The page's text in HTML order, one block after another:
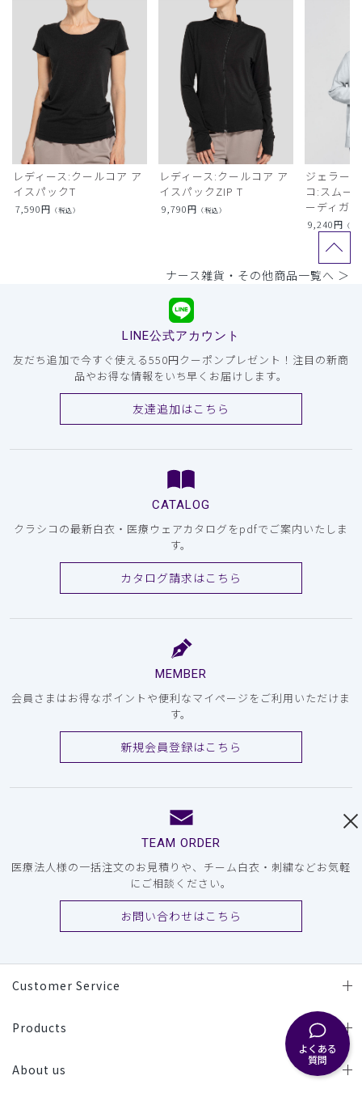
よくある
質問
レディース:クールコア ア
イスパックT
7,590円 （税込）
レディース:クールコア ア
イスパックZIP T
9,790円 （税込）
ジェラー
コ:スムー
ーディガン
9,240円 （税
ナース雑貨・その他商品一覧へ ＞
LINE公式アカウント
友だち追加で今すぐ使える550円クーポンプレゼント！注目の新商
品やお得な情報をいち早くお届けします。
友達追加はこちら
CATALOG
クラシコの最新白衣・医療ウェアカタログをpdfでご案内いたしま
す。
カタログ請求はこちら
MEMBER
会員さまはお得なポイントや便利なマイページをご利用いただけま
す。
新規会員登録はこちら
TEAM ORDER
医療法人様の一括注文のお見積りや、チーム白衣・刺繍などお気軽
にご相談ください。
お問い合わせはこちら
Customer Service
Products
About us